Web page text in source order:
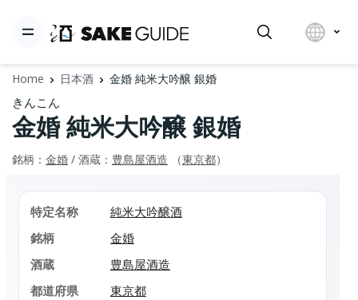
Home 日本酒 金婚 純米大吟醸 銀婚
きんこん
金婚 純米大吟醸 銀婚
銘柄： 金婚 / 酒蔵： 豊島屋酒造 （東京都）
特定名称
純米大吟醸酒
銘柄
金婚
酒蔵
豊島屋酒造
都道府県
東京都